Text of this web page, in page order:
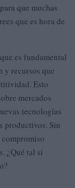
que muchas
que es hora de
es fundamental
y recursos que
Esto
mercados
tecnologías
productivos. Sin
¿Qué tal si